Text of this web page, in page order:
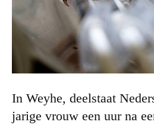
In Weyhe, deelstaat
jarige vrouw een uur na